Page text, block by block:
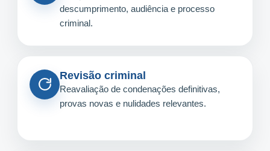
descumprimento, audiência e processo
criminal.
Revisão criminal
Reavaliação de condenações definitivas,
provas novas e nulidades relevantes.